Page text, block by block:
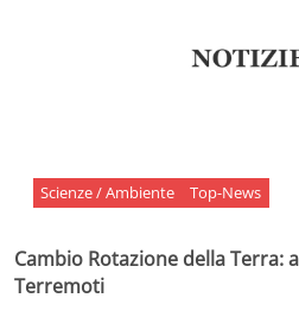
Scienze / Ambiente Top-News
Cambio Rotazione della Terra:
Terremoti